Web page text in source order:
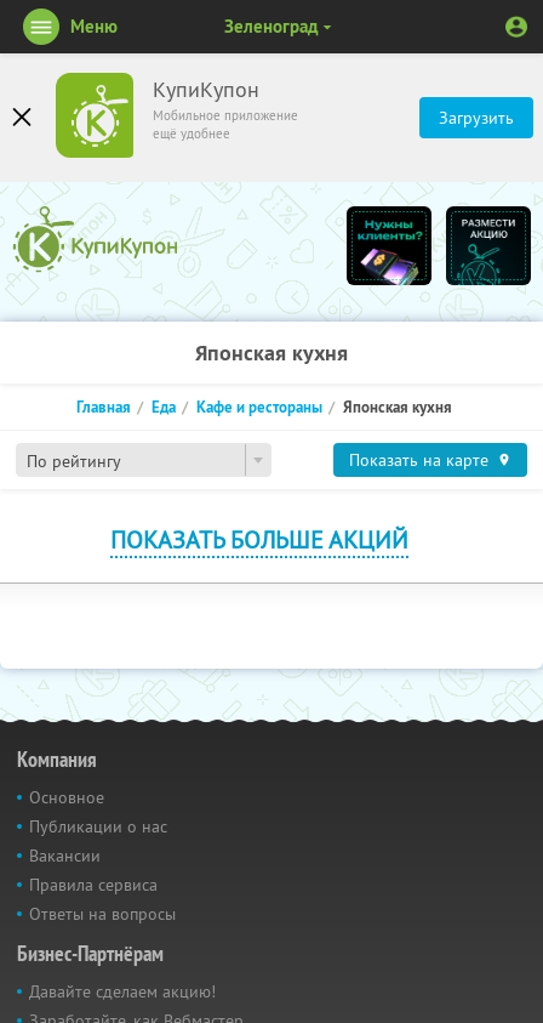
КупиКупон
Мобильное приложение
ещё удобнее
Загрузить
Меню Зеленоград
Японская кухня
По рейтингу
Главная Еда Кафе и рестораны Японская кухня
Показать на карте
ПОКАЗАТЬ БОЛЬШЕ АКЦИЙ
Компания
Основное
Публикации о нас
Вакансии
Правила сервиса
Ответы на вопросы
Бизнес-Партнёрам
Давайте сделаем акцию!